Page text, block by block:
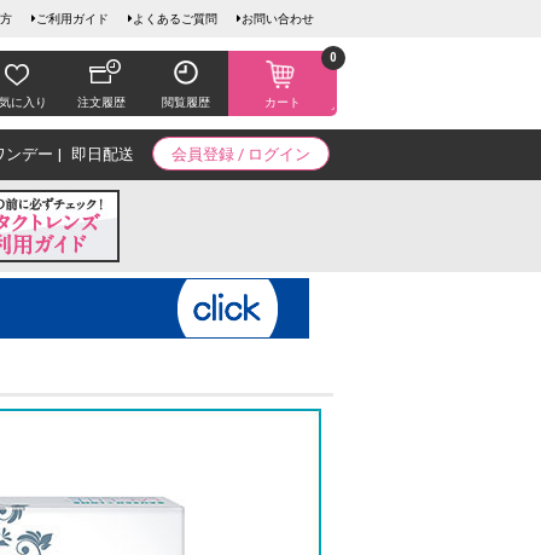
ご利用ガイド よくあるご質問 お問い合わせ
に入り 注文履歴 閲覧履歴 カート
0
会員登録 / ログイン
ンデー 即日配送